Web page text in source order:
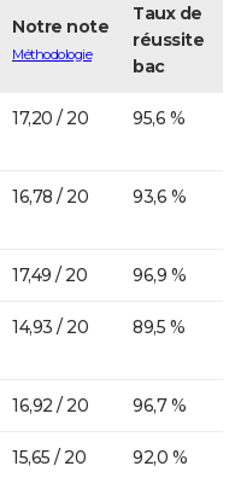
Notre note
Méthodologie
Taux de
réussite
bac
17,20 / 20 95,6 %
16,78 / 20 93,6 %
17,49 / 20 96,9 %
14,93 / 20 89,5 %
16,92 / 20 96,7 %
15,65 / 20 92,0 %